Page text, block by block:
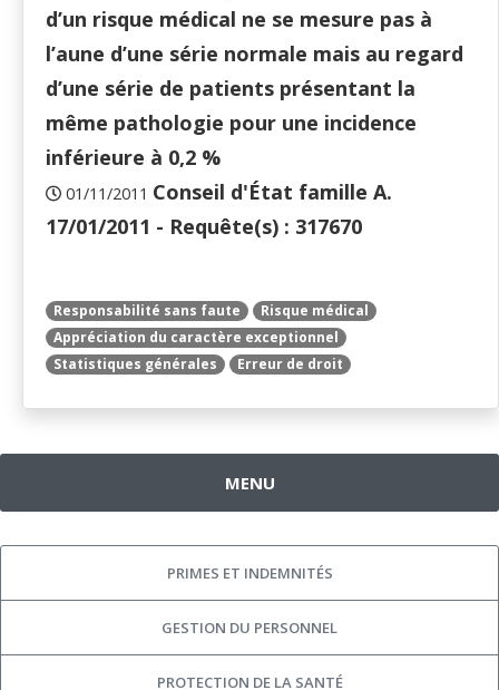
d’un risque médical ne se mesure pas à
l’aune d’une série normale mais au regard
d’une série de patients présentant la
même pathologie pour une incidence
inférieure à 0,2 %
01/11/2011 Conseil d'État famille A.
17/01/2011 - Requête(s) : 317670
Responsabilité sans faute
Risque médical
Appréciation du caractère exceptionnel
Statistiques générales
Erreur de droit
MENU
PRIMES ET INDEMNITÉS
GESTION DU PERSONNEL
PROTECTION DE LA SANTÉ